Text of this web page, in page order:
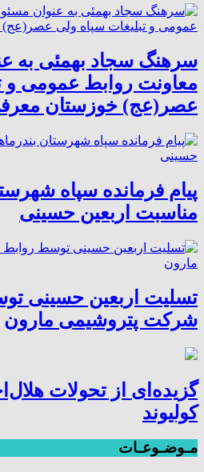
سرهنگ سجاد بهمئی به
معاونت روابط عمومی و
عصر(عج) خوزستان
پیام فرمانده سپاه
مناسبت اربعین حسینی
تسلیت اربعین حسینی
شرکت پتروشیمی مارون
گزیده‌ای از تحولات
کولیوند
مـوضـوعـات